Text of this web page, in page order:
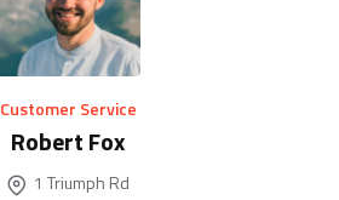
Customer Service
Robert Fox
1 Triumph Rd